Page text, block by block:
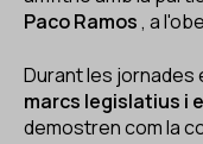
Paco Ramos, a
Durant les jornades
marcs legislatius i
demostren com la